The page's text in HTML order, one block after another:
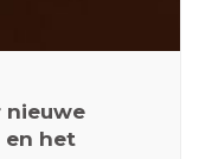
nieuwe
en het